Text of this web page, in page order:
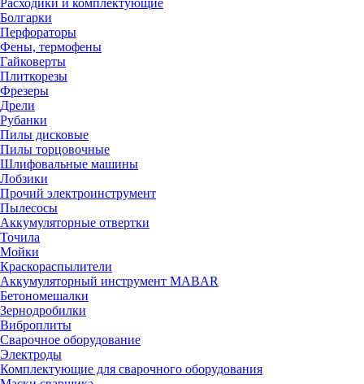
Расходики и комплектующие
Болгарки
Перфораторы
Фены, термофены
Гайковерты
Плиткорезы
Фрезеры
Дрели
Рубанки
Пилы дисковые
Пилы торцовочные
Шлифовальные машины
Лобзики
Прочий электроинструмент
Пылесосы
Аккумуляторные отвертки
Точила
Мойки
Краскораспылители
Аккумуляторный инструмент MABAR
Бетономешалки
Зернодробилки
Виброплиты
Сварочное оборудование
Электроды
Комплектующие для сварочного оборудования